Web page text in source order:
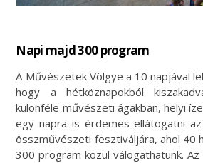
Napi majd 300 program
A Művészetek Völgye a 10 napjával
hogy a hétköznapokból
különféle művészeti ágakban, helyi
egy napra is érdemes ellátogatni
összművészeti fesztiváljára, ahol 40
300 program közül válogathatunk.